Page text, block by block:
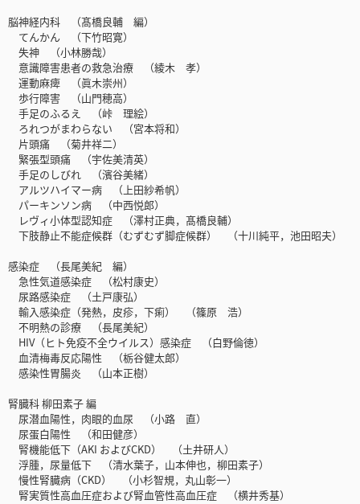
脳神経内科 （髙橋良輔 編）
てんかん （下竹昭寛）
失神 （小林勝哉）
意識障害患者の救急治療 （綾木 孝）
運動麻痺 （眞木崇州）
歩行障害 （山門穂高）
手足のふるえ （峠 理絵）
ろれつがまわらない （宮本将和）
片頭痛 （菊井祥二）
緊張型頭痛 （宇佐美清英）
手足のしびれ （濱谷美緒）
アルツハイマー病 （上田紗希帆）
パーキンソン病 （中西悦郎）
レヴィ小体型認知症 （澤村正典，髙橋良輔）
下肢静止不能症候群（むずむず脚症候群） （十川純平，池田昭夫）
感染症 （長尾美紀 編）
急性気道感染症 （松村康史）
尿路感染症 （土戸康弘）
輸入感染症（発熱，皮疹，下痢） （篠原 浩）
不明熱の診療 （長尾美紀）
HIV（ヒト免疫不全ウイルス）感染症 （白野倫徳）
血清梅毒反応陽性 （栃谷健太郎）
感染性胃腸炎 （山本正樹）
腎臓科 柳田素子 編
尿潜血陽性，肉眼的血尿 （小路 直）
尿蛋白陽性 （和田健彦）
腎機能低下（AKI およびCKD） （土井研人）
浮腫，尿量低下 （清水葉子，山本伸也，柳田素子）
慢性腎臓病（CKD） （小杉智規，丸山彰一）
腎実質性高血圧症および腎血管性高血圧症 （横井秀基）